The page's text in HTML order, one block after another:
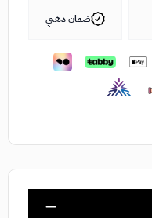
ضمان ذهبي